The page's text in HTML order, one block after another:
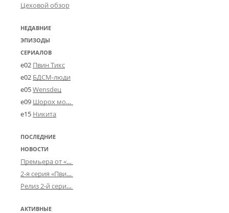
Цеховой обзор
НЕДАВНИЕ
ЭПИЗОДЫ
СЕРИАЛОВ
e02 Пвин Тикс
e02 БДСМ-люди
e05Wensdeц
e09 Шорох мозговины
e15 Никита
ПОСЛЕДНИЕ
НОВОСТИ
Премьера от «Усталого королевства»: «Игорь начал»
2-я серия «Пвин Тикса» от 2-D
Релиз 2-й серии «БДСМ-людей» от «Аркада Фильм»
АКТИВНЫЕ